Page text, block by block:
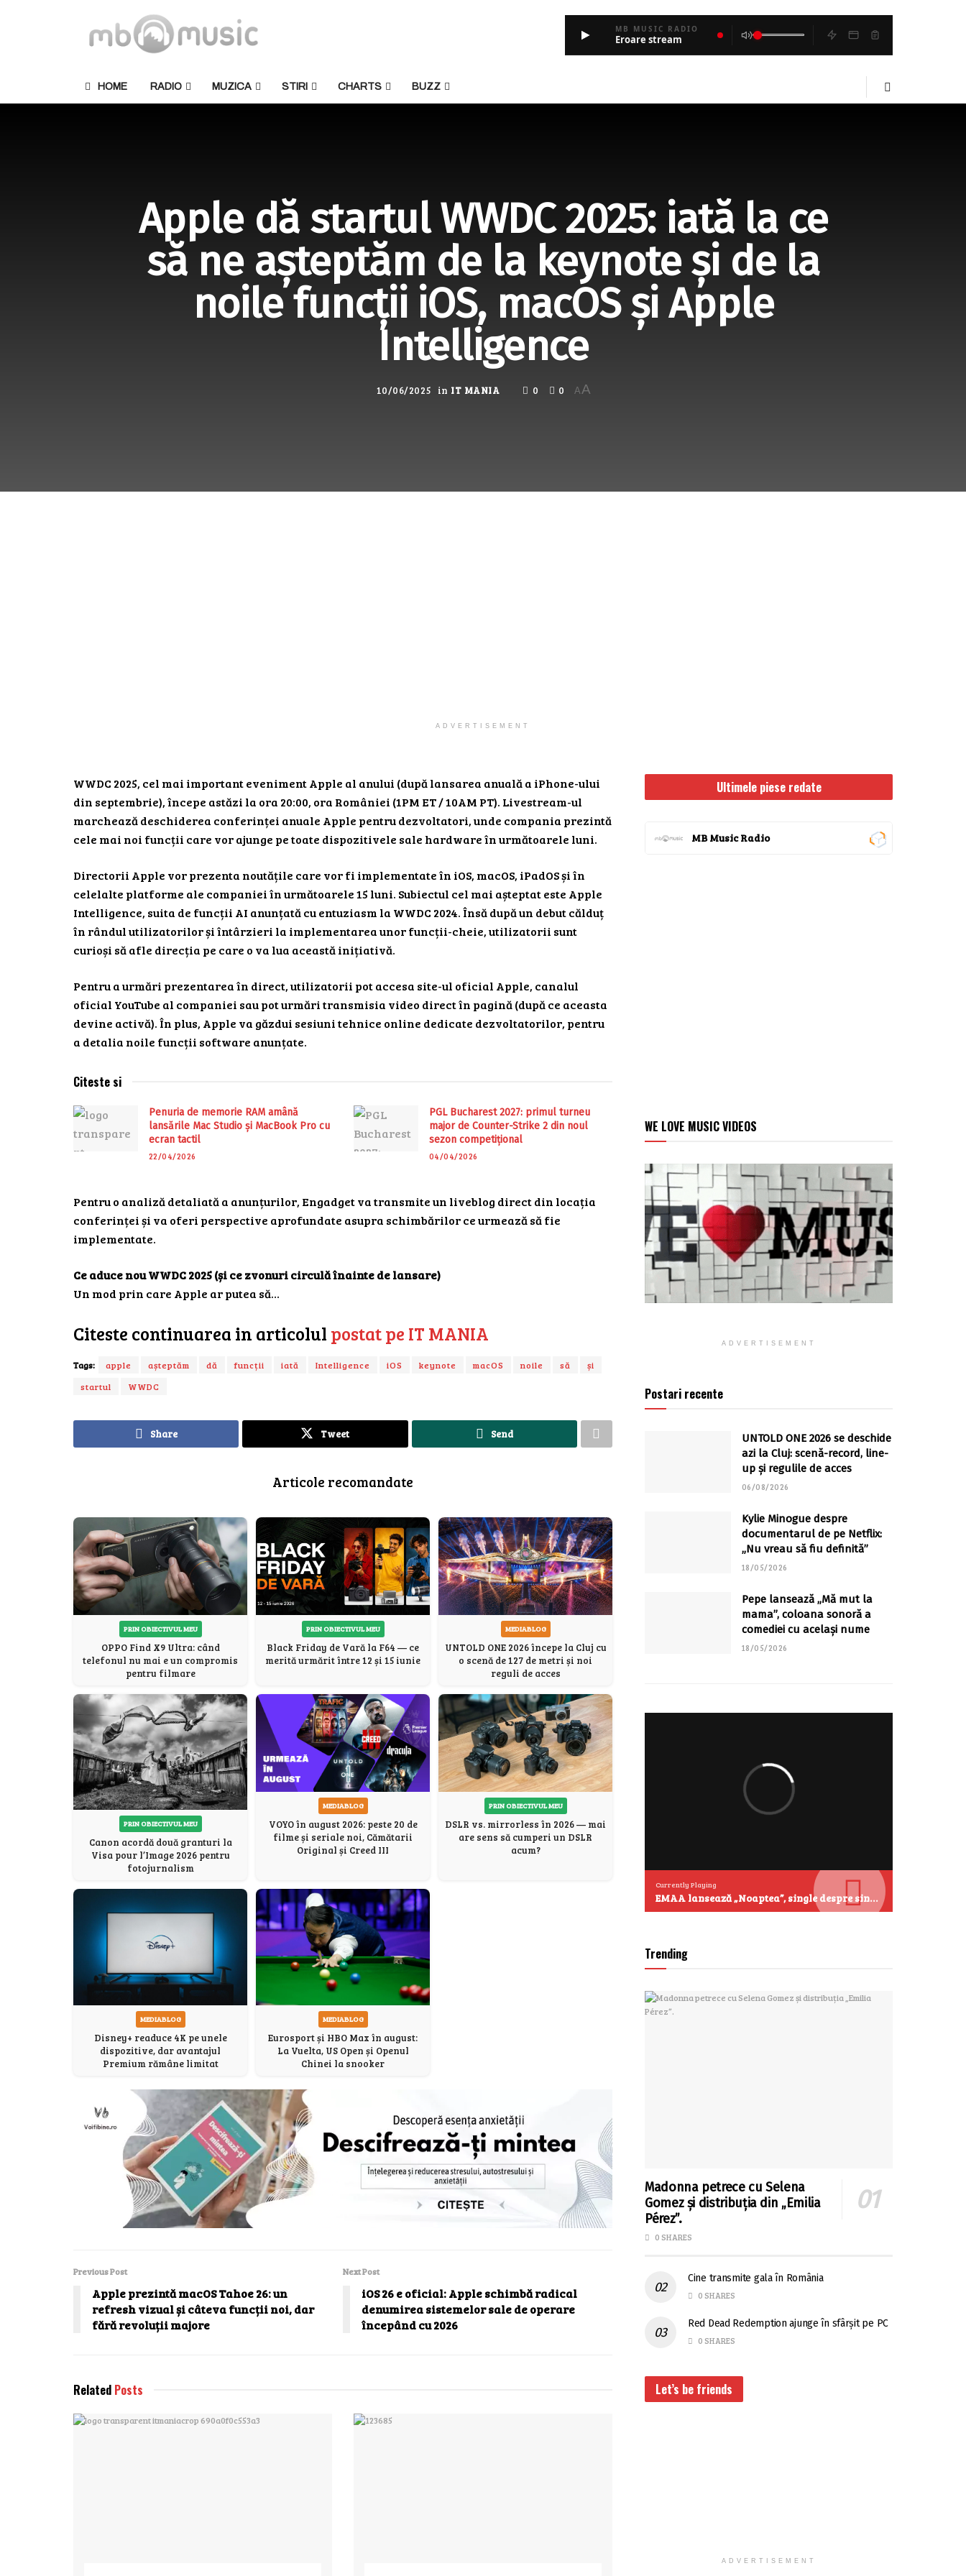
MB MUSIC RADIO
Eroare stream
HOME RADIO MUZICA STIRI CHARTS BUZZ
Apple dă startul WWDC 2025: iată la ce
să ne așteptăm de la keynote și de la
noile funcții iOS, macOS și Apple
Intelligence
10/06/2025 in IT MANIA 0 0 A A
ADVERTISEMENT
WWDC 2025, cel mai important eveniment Apple al anului (după lansarea anuală a iPhone-ului
din septembrie), începe astăzi la ora 20:00, ora României (1PM ET / 10AM PT). Livestream-ul
marchează deschiderea conferinței anuale Apple pentru dezvoltatori, unde compania prezintă
cele mai noi funcții care vor ajunge pe toate dispozitivele sale hardware în următoarele luni.
Directorii Apple vor prezenta noutățile care vor fi implementate în iOS, macOS, iPadOS și în
celelalte platforme ale companiei în următoarele 15 luni. Subiectul cel mai așteptat este Apple
Intelligence, suita de funcții AI anunțată cu entuziasm la WWDC 2024. Însă după un debut călduț
în rândul utilizatorilor și întârzieri la implementarea unor funcții-cheie, utilizatorii sunt
curioși să afle direcția pe care o va lua această inițiativă.
Pentru a urmări prezentarea în direct, utilizatorii pot accesa site-ul oficial Apple, canalul
oficial YouTube al companiei sau pot urmări transmisia video direct în pagină (după ce aceasta
devine activă). În plus, Apple va găzdui sesiuni tehnice online dedicate dezvoltatorilor, pentru
a detalia noile funcții software anunțate.
Citeste si
Penuria de memorie RAM amână
lansările Mac Studio și MacBook Pro cu
ecran tactil
22/04/2026
PGL Bucharest 2027: primul turneu
major de Counter-Strike 2 din noul
sezon competițional
04/04/2026
Pentru o analiză detaliată a anunțurilor, Engadget va transmite un liveblog direct din locația
conferinței și va oferi perspective aprofundate asupra schimbărilor ce urmează să fie
implementate.
Ce aduce nou WWDC 2025 (și ce zvonuri circulă înainte de lansare)
Un mod prin care Apple ar putea să…
Citeste continuarea in articolul postat pe IT MANIA
Tags: apple așteptăm dă funcții iată Intelligence iOS keynote macOS noile să
și
startul
WWDC
Share Tweet Send
Articole recomandate
PRIN OBIECTIVUL MEU
OPPO Find X9 Ultra: când
telefonul nu mai e un compromis
pentru filmare
PRIN OBIECTIVUL MEU
Black Friday de Vară la F64 — ce
merită urmărit între 12 și 15 iunie
MEDIABLOG
UNTOLD ONE 2026 începe la Cluj cu
o scenă de 127 de metri și noi
reguli de acces
PRIN OBIECTIVUL MEU
Canon acordă două granturi la
Visa pour l’Image 2026 pentru
fotojurnalism
MEDIABLOG
VOYO în august 2026: peste 20 de
filme și seriale noi, Cămătarii
Original și Creed III
PRIN OBIECTIVUL MEU
DSLR vs. mirrorless în 2026 — mai
are sens să cumperi un DSLR
acum?
MEDIABLOG
Disney+ readuce 4K pe unele
dispozitive, dar avantajul
Premium rămâne limitat
MEDIABLOG
Eurosport și HBO Max în august:
La Vuelta, US Open și Openul
Chinei la snooker
Previous Post
Apple prezintă macOS Tahoe 26: un
refresh vizual și câteva funcții noi, dar
fără revoluții majore
Next Post
iOS 26 e oficial: Apple schimbă radical
denumirea sistemelor sale de operare
începând cu 2026
Related Posts
Ultimele piese redate
MB Music Radio
WE LOVE MUSIC VIDEOS
ADVERTISEMENT
Postari recente
UNTOLD ONE 2026 se deschide
azi la Cluj: scenă-record, line-
up și regulile de acces
06/08/2026
Kylie Minogue despre
documentarul de pe Netflix:
„Nu vreau să fiu definită”
18/05/2026
Pepe lansează „Mă mut la
mama”, coloana sonoră a
comediei cu același nume
18/05/2026
Currently Playing
EMAA lansează „Noaptea”, single despre singurătate și emoțiile care se aud cel mai clar după miezul nopții
Trending
Madonna petrece cu Selena
Gomez și distribuția din „Emilia
Pérez”.
0 SHARES
Cine transmite gala în România
0 SHARES
Red Dead Redemption ajunge în sfârșit pe PC
0 SHARES
Let’s be friends
ADVERTISEMENT